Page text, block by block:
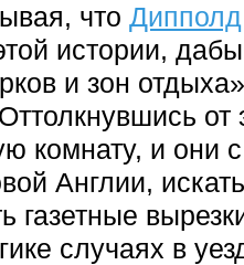
что Дипполд
истории,
и зон
от
комнату, и они
Англии,
газетные
случаях в